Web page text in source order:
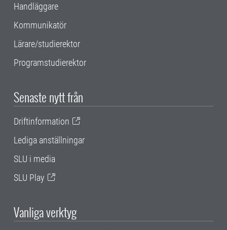
Handläggare
Kommunikatör
Lärare/studierektor
Programstudierektor
Senaste nytt från
Driftinformation
Lediga anställningar
SLU i media
SLU Play
Vanliga verktyg